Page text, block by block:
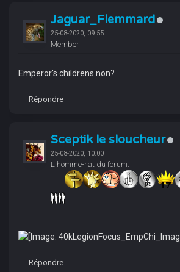
Jaguar_Flemmard
25-08-2020, 09:55
Member
Emperor's childrens non?
Répondre
Sceptik le sloucheur
25-08-2020, 10:00
L'homme-rat du forum.
Répondre